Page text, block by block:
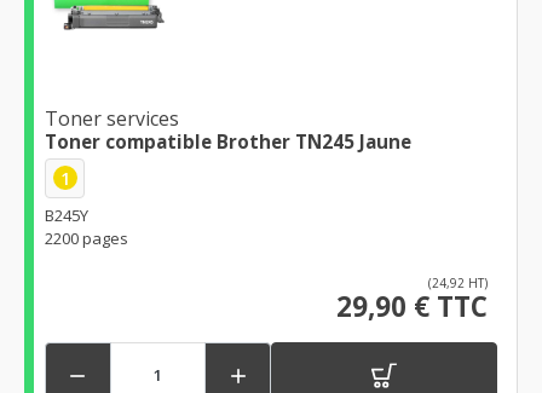
Toner services
Toner compatible Brother TN245 Jaune
1
B245Y
2200 pages
(24,92 HT)
29,90 € TTC
 